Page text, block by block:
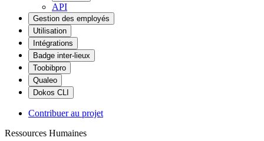
API
Gestion des employés
Utilisation
Intégrations
Badge inter-lieux
Toobibpro
Qualeo
Dokos CLI
Contribuer au projet
Ressources Humaines